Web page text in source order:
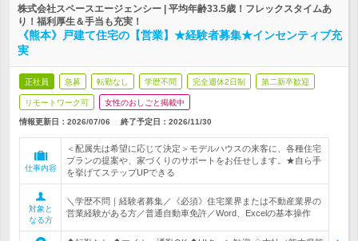
株式会社スペースエージェンシー | 平均年齢33.5歳！フレックスタイムあ
り！福利厚生＆手当も充実！
《熊本》戸建て住宅の【営業】★経験者募集★インセンティブ充
実
正社員 急募 転勤なし 学歴不問 完全週休2日制 第二新卒歓迎
リモートワーク可 女性のおしごと掲載中
情報更新日：2026/07/06 終了予定日： 2026/11/30
仕事内容
＜配属先は希望に応じて決定＞モデルハウスの来客に、各種住宅
プランの提案や、家づくりのサポートをお任せします。★自ら手
を挙げてステップUPできる
対象と
なる方
＼学歴不問｜経験者募集／《必須》住宅業界または不動産業界の
営業経験がある方／普通自動車免許／Word、Excelの基本操作